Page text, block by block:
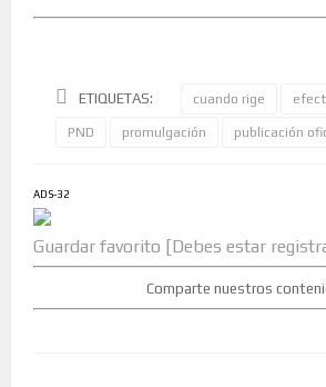
ETIQUETAS: cuando rige
PND promulgación publicación
ADS-32
Guardar favorito [Debes estar
Comparte nuestros